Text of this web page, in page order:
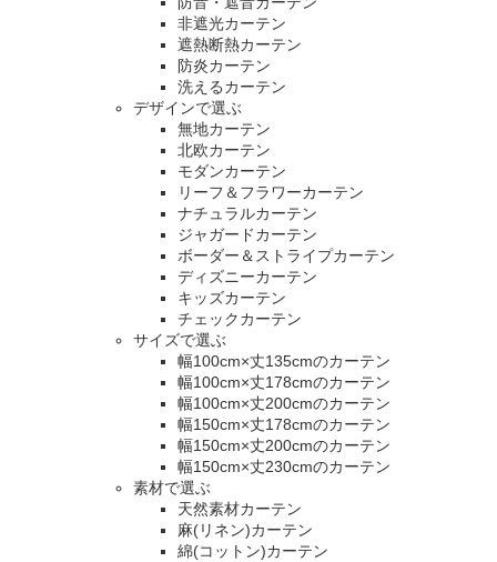
非遮光カーテン
遮熱断熱カーテン
防炎カーテン
洗えるカーテン
デザインで選ぶ
無地カーテン
北欧カーテン
モダンカーテン
リーフ＆フラワーカーテン
ナチュラルカーテン
ジャガードカーテン
ボーダー＆ストライプカーテン
ディズニーカーテン
キッズカーテン
チェックカーテン
サイズで選ぶ
幅100cm×丈135cmのカーテン
幅100cm×丈178cmのカーテン
幅100cm×丈200cmのカーテン
幅150cm×丈178cmのカーテン
幅150cm×丈200cmのカーテン
幅150cm×丈230cmのカーテン
素材で選ぶ
天然素材カーテン
麻(リネン)カーテン
綿(コットン)カーテン